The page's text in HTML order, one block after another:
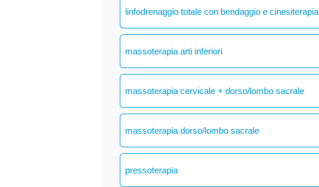
linfodrenaggio totale con bendaggio e cinesiterapia
massoterapia arti inferiori
massoterapia cervicale + dorso/lombo sacrale
massoterapia dorso/lombo sacrale
pressoterapia